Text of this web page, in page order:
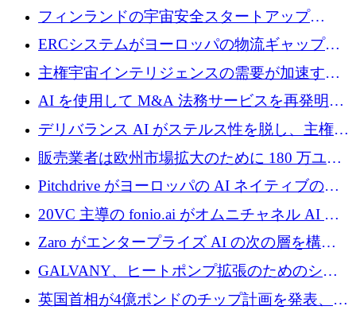
に 1,500 万ドルを確保
フィンランドの宇宙安全スタートアップ
Aavuus が、スペースデブリ追跡に取り組むプ
レシード資金を獲得
ERCシステムがヨーロッパの物流ギャップを
埋めるために設計された重量物運搬用eVTOL
であるVictorを発表
主権宇宙インテリジェンスの需要が加速する
中、ICEYEは評価額100億ユーロ以上で4億
AI を使用して M&A 法務サービスを再発明す
るために 110 万ユーロを適切に確保
デリバランス AI がステルス性を脱し、主権の
あるエンタープライズ AI を強化
販売業者は欧州市場拡大のために 180 万ユー
ロを確保
Pitchdrive がヨーロッパの AI ネイティブの創
業者を支援するために 6,000 万ユーロを調達
20VC 主導の fonio.ai がオムニチャネル AI プ
ラットフォームのために 1,700 万ドルを調達
Zaro がエンタープライズ AI の次の層を構築
するために 510 万ドルを獲得
GALVANY、ヒートポンプ拡張のためのシー
ドラウンドで1,000万ユーロを確保
英国首相が4億ポンドのチップ計画を発表、英